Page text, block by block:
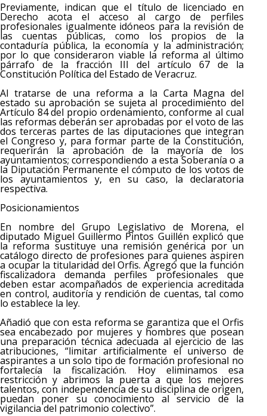
Previamente, indican que el título de licenciado en
Derecho acota el acceso al cargo de perfiles
profesionales igualmente idóneos para la revisión de
las cuentas públicas, como los propios de la
contaduría pública, la economía y la administración;
por lo que consideraron viable la reforma al último
párrafo de la fracción III del artículo 67 de la
Constitución Política del Estado de Veracruz.
Al tratarse de una reforma a la Carta Magna del
estado su aprobación se sujeta al procedimiento del
Artículo 84 del propio ordenamiento, conforme al cual
las reformas deberán ser aprobadas por el voto de las
dos terceras partes de las diputaciones que integran
el Congreso y, para formar parte de la Constitución,
requerirán la aprobación de la mayoría de los
ayuntamientos; correspondiendo a esta Soberanía o a
la Diputación Permanente el cómputo de los votos de
los ayuntamientos y, en su caso, la declaratoria
respectiva.
Posicionamientos
En nombre del Grupo Legislativo de Morena, el
diputado Miguel Guillermo Pintos Guillén explicó que
la reforma sustituye una remisión genérica por un
catálogo directo de profesiones para quienes aspiren
a ocupar la titularidad del Orfis. Agregó que la función
fiscalizadora demanda perfiles profesionales que
deben estar acompañados de experiencia acreditada
en control, auditoría y rendición de cuentas, tal como
lo establece la ley.
Añadió que con esta reforma se garantiza que el Orfis
sea encabezado por mujeres y hombres que posean
una preparación técnica adecuada al ejercicio de las
atribuciones, “limitar artificialmente el universo de
aspirantes a un solo tipo de formación profesional no
fortalecía la fiscalización. Hoy eliminamos esa
restricción y abrimos la puerta a que los mejores
talentos, con independencia de su disciplina de origen,
puedan poner su conocimiento al servicio de la
vigilancia del patrimonio colectivo”.